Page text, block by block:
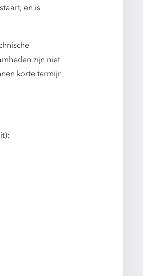
en is
zijn niet
korte termijn